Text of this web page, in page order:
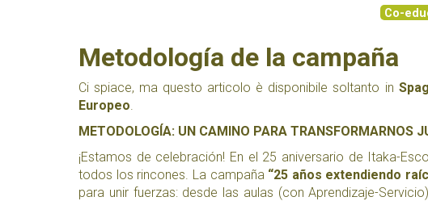
Co-
Metodología de la campaña
Ci spiace, ma questo articolo è disponibile soltanto in
Europeo
METODOLOGÍA: UN CAMINO PARA TRANSFORMARNOS
¡Estamos de celebración! En el 25 aniversario de Itaka-
todos los rincones. La campaña “25 años extendiendo
para unir fuerzas: desde las aulas (con Aprendizaje-